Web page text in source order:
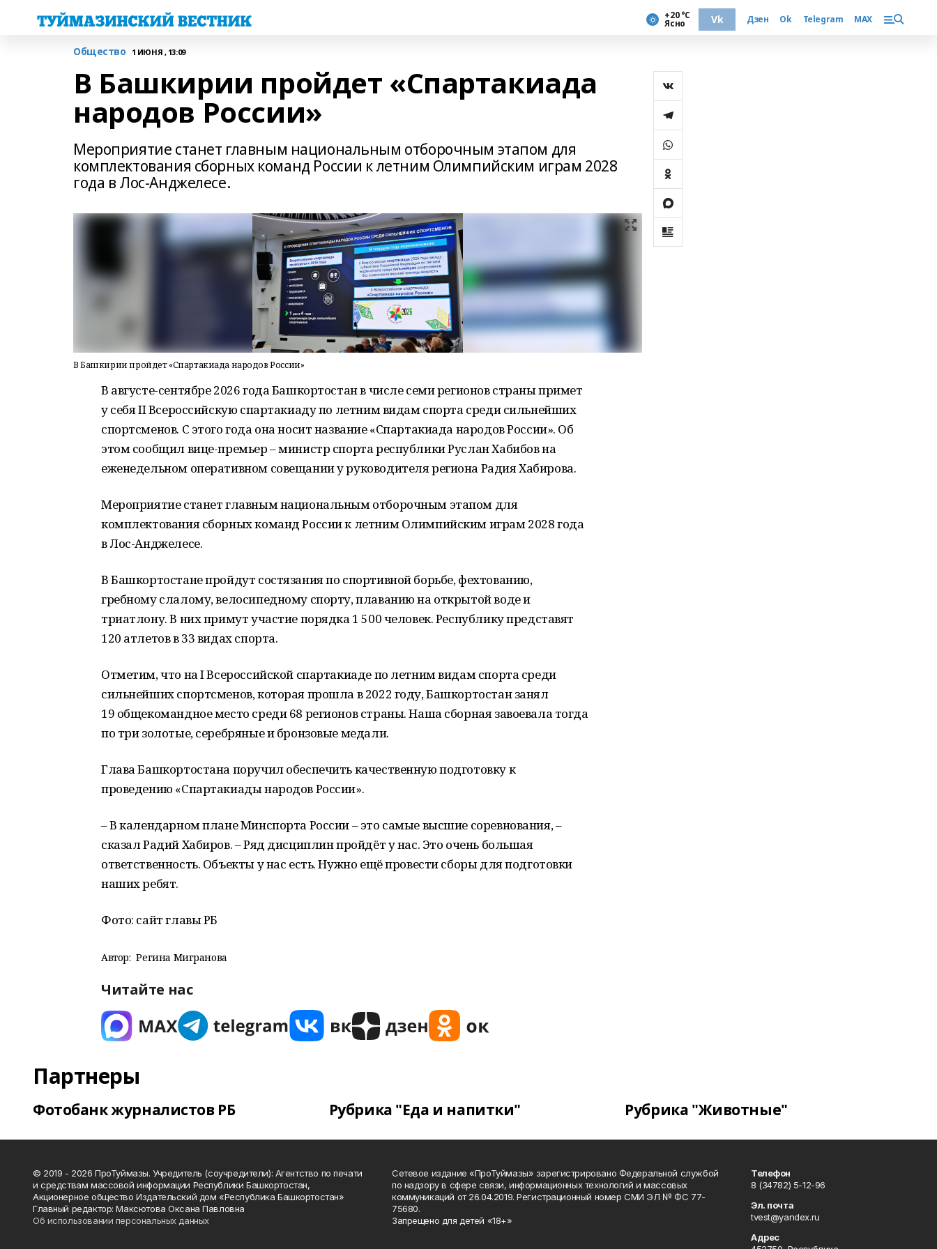
+20 °С
Ясно Vk Дзен Ok Telegram MAX
Общество 1 ИЮНЯ , 13:09
В Башкирии пройдет «Спартакиада
народов России»
Мероприятие станет главным национальным отборочным этапом для
комплектования сборных команд России к летним Олимпийским играм 2028
года в Лос-Анджелесе.
В Башкирии пройдет «Спартакиада народов России»
В августе-сентябре 2026 года Башкортостан в числе семи регионов страны примет
у себя II Всероссийскую спартакиаду по летним видам спорта среди сильнейших
спортсменов. С этого года она носит название «Спартакиада народов России». Об
этом сообщил вице-премьер – министр спорта республики Руслан Хабибов на
еженедельном оперативном совещании у руководителя региона Радия Хабирова.
Мероприятие станет главным национальным отборочным этапом для
комплектования сборных команд России к летним Олимпийским играм 2028 года
в Лос-Анджелесе.
В Башкортостане пройдут состязания по спортивной борьбе, фехтованию,
гребному слалому, велосипедному спорту, плаванию на открытой воде и
триатлону. В них примут участие порядка 1 500 человек. Республику представят
120 атлетов в 33 видах спорта.
Отметим, что на I Всероссийской спартакиаде по летним видам спорта среди
сильнейших спортсменов, которая прошла в 2022 году, Башкортостан занял
19 общекомандное место среди 68 регионов страны. Наша сборная завоевала тогда
по три золотые, серебряные и бронзовые медали.
Глава Башкортостана поручил обеспечить качественную подготовку к
проведению «Спартакиады народов России».
– В календарном плане Минспорта России – это самые высшие соревнования, –
сказал Радий Хабиров. – Ряд дисциплин пройдёт у нас. Это очень большая
ответственность. Объекты у нас есть. Нужно ещё провести сборы для подготовки
наших ребят.
Фото: сайт главы РБ
Автор: Регина Мигранова
Читайте нас
Партнеры
Фотобанк журналистов РБ Рубрика "Еда и напитки" Рубрика "Животные"
© 2019 - 2026 ПроТуймазы. Учредитель (соучредители): Агентство по печати
и средствам массовой информации Республики Башкортостан,
Акционерное общество Издательский дом «Республика Башкортостан»
Главный редактор: Максютова Оксана Павловна
Об использовании персональных данных
Сетевое издание «ПроТуймазы» зарегистрировано Федеральной службой
по надзору в сфере связи, информационных технологий и массовых
коммуникаций от 26.04.2019. Регистрационный номер СМИ ЭЛ № ФС 77-
75680.
Запрещено для детей «18+»
Телефон
8 (34782) 5-12-96
Эл. почта
tvest@yandex.ru
Адрес